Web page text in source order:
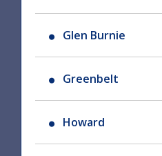
Glen Burnie
Greenbelt
Howard